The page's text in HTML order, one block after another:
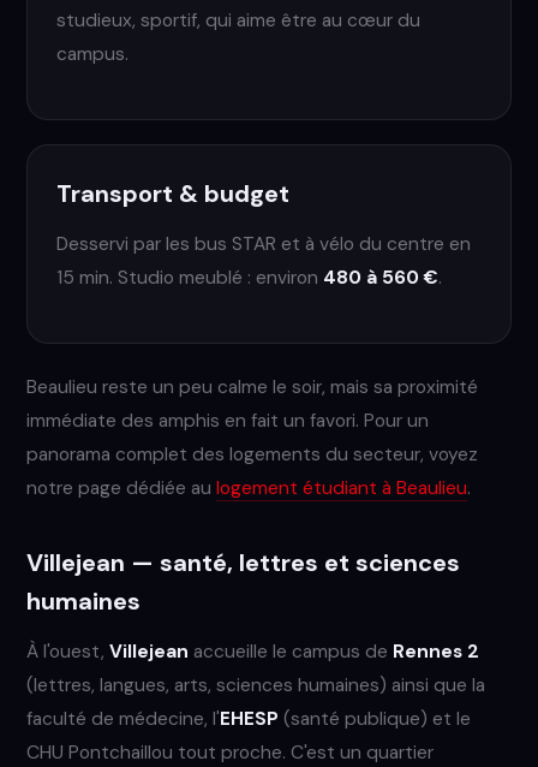
studieux, sportif, qui aime être au cœur du
campus.
Transport & budget
Desservi par les bus STAR et à vélo du centre en
15 min. Studio meublé : environ 480 à 560 €.
Beaulieu reste un peu calme le soir, mais sa proximité
immédiate des amphis en fait un favori. Pour un
panorama complet des logements du secteur, voyez
notre page dédiée au logement étudiant à Beaulieu.
Villejean — santé, lettres et sciences
humaines
À l'ouest, Villejean accueille le campus de Rennes 2
(lettres, langues, arts, sciences humaines) ainsi que la
faculté de médecine, l'EHESP (santé publique) et le
CHU Pontchaillou tout proche. C'est un quartier